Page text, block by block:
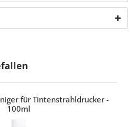
für Tintenstrahldrucker -
100ml